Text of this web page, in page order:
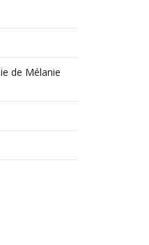
de Mélanie